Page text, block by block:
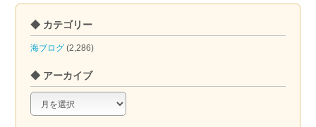
◆ カテゴリー
海ブログ (2,286)
◆ アーカイブ
ア